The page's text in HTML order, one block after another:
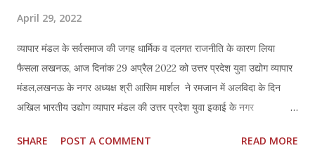
April 29, 2022
व्यापार मंडल के सर्वसमाज की जगह धार्मिक व दलगत राजनीति के कारण लिया
फैसला लखनऊ, आज दिनांक 29 अप्रैल 2022 को उत्तर प्रदेश युवा उद्योग व्यापार
मंडल,लखनऊ के नगर अध्यक्ष श्री आसिम मार्शल ने रमजान में अलविदा के दिन
अखिल भारतीय उद्योग व्यापार मंडल की उत्तर प्रदेश युवा इकाई के नगर
व्यापारी पूरी तरह त्रस्त है, व्यापार नहीं बचा है और व्यापारी अवसाद में आकर
SHARE POST A COMMENT READ MORE